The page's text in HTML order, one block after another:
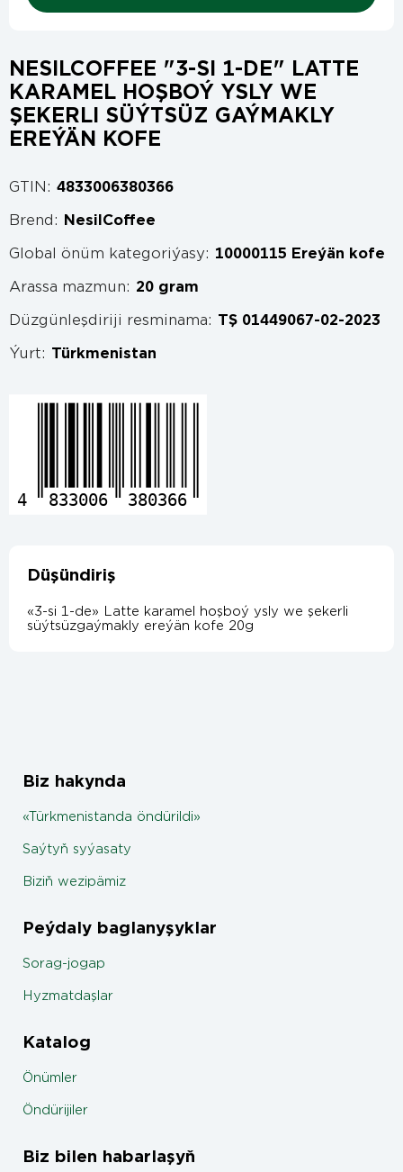
NESILCOFFEE "3-SI 1-DE" LATTE
KARAMEL HOŞBOÝ YSLY WE
ŞEKERLI SÜÝTSÜZ GAÝMAKLY
EREÝÄN KOFE
GTIN: 4833006380366
Brend: NesilCoffee
Global önüm kategoriýasy: 10000115 Ereýän kofe
Arassa mazmun: 20 gram
Düzgünleşdiriji resminama: TŞ 01449067-02-2023
Ýurt: Türkmenistan
4 833006 380366
Düşündiriş
«3-si 1-de» Latte karamel hoşboý ysly we şekerli
süýtsüzgaýmakly ereýän kofe 20g
Biz hakynda
«Türkmenistanda öndürildi»
Saýtyň syýasaty
Biziň wezipämiz
Peýdaly baglanyşyklar
Sorag-jogap
Hyzmatdaşlar
Katalog
Önümler
Öndürijiler
Biz bilen habarlaşyň